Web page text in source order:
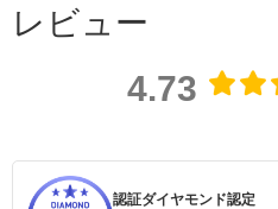
レビュー
4.73
認証ダイヤモンド認定